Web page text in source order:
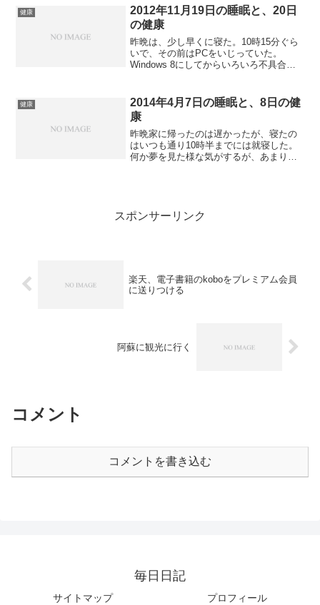
半3時間だけ熟睡、後半3時間は浅い眠り
だったようで、...
健康
2012年11月19日の睡眠と、20日
の健康
昨晩は、少し早くに寝た。10時15分ぐら
いで、その前はPCをいじっていた。
Windows 8にしてからいろいろ不具合が
寝ることにした次第。体は疲れていて、
すぐに眠れた。...
健康
2014年4月7日の睡眠と、8日の健
康
昨晩家に帰ったのは遅かったが、寝たの
はいつも通り10時半までには就寝した。
何か夢を見た様な気がするが、あまり鮮
スポンサーリンク
楽天、電子書籍のkoboをプレミアム会員
に送りつける
阿蘇に観光に行く
コメント
コメントを書き込む
毎日日記
サイトマップ プロフィール